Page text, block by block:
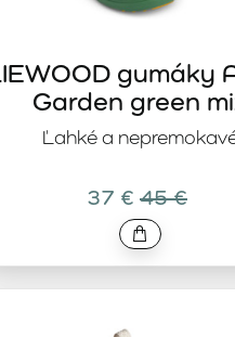
Ľahké a
gumáky
Garden green
37 € 45 €